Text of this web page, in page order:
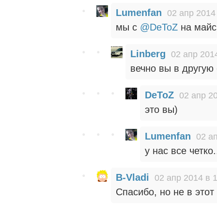
Lumenfan 02 апр
мы с @DeToZ на
Linberg 02 апр
вечно вы в другую
DeToZ 02 апр
это вы)
Lumenfan 02
у нас все
B-Vladi 02 апр 2014 в
Спасибо, но не в